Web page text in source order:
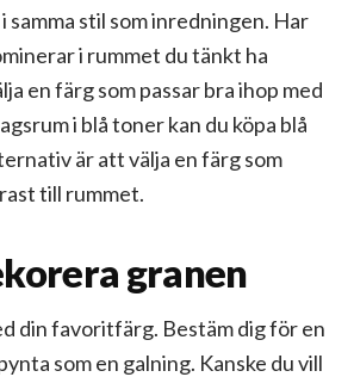
samma stil som inredningen. Har
i rummet du tänkt ha
en färg som passar bra ihop med
i blå toner kan du köpa blå
är att välja en färg som
till rummet.
granen
din favoritfärg. Bestäm dig för en
som en galning. Kanske du vill